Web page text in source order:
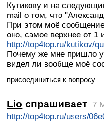
Кутикову и на
mail о том, что
При этом моё сообщение
оно, самое верхнее от 1
http://top4top.ru/kutikov/
Почему же мне пришло
видел ли вообще моё
присоединиться к вопросу
Lio спрашивает
7
http://top4top.ru/users/